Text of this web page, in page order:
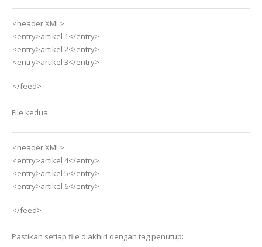
<header XML>
<entry>artikel 1</entry>
<entry>artikel 2</entry>
<entry>artikel 3</entry>
</feed>
File kedua:
<header XML>
<entry>artikel 4</entry>
<entry>artikel 5</entry>
<entry>artikel 6</entry>
</feed>
Pastikan setiap file diakhiri dengan tag penutup: